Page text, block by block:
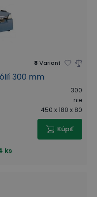
8 Variant
300 mm
300
nie
450 x 180 x 80
Kúpiť
ks